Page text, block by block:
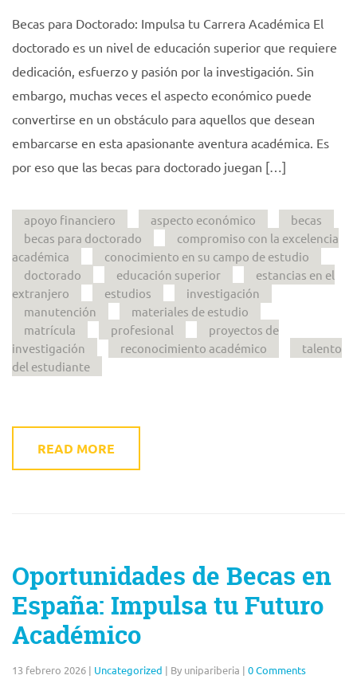
Becas para Doctorado: Impulsa tu Carrera Académica El
doctorado es un nivel de educación superior que requiere
dedicación, esfuerzo y pasión por la investigación. Sin
embargo, muchas veces el aspecto económico puede
convertirse en un obstáculo para aquellos que desean
embarcarse en esta apasionante aventura académica. Es
por eso que las becas para doctorado juegan […]
apoyo financiero aspecto económico
becas
becas para doctorado
compromiso con la excelencia
académica
conocimiento en su campo de estudio
doctorado
educación superior
estancias en el
extranjero
estudios
investigación
manutención
materiales de estudio
matrícula
profesional
proyectos de
investigación
reconocimiento académico
talento
del estudiante
READ MORE
Oportunidades de Becas en
España: Impulsa tu Futuro
Académico
13 febrero 2026 | Uncategorized | By unipariberia | 0 Comments